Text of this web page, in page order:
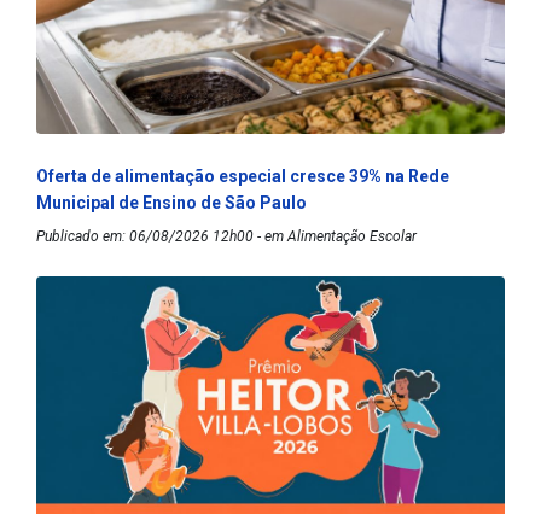
Oferta de alimentação especial cresce 39% na Rede
Municipal de Ensino de São Paulo
Publicado em: 06/08/2026 12h00 - em Alimentação Escolar